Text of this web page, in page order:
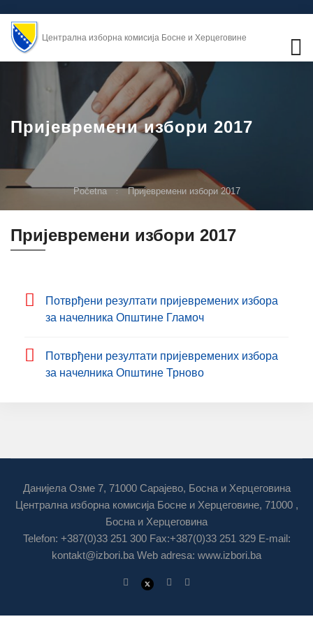
Централна изборна комисија Босне и Херцеговине
Пријевремени избори 2017
Početna Пријевремени избори 2017
Пријевремени избори 2017
Потврђени резултати пријевремених избора
за начелника Општине Гламоч
Потврђени резултати пријевремених избора
за начелника Општине Трново
Данијела Озме 7, 71000 Сарајево, Босна и Херцеговина
Централна изборна комисија Босне и Херцеговине, 71000 ,
Босна и Херцеговина
Telefon: +387(0)33 251 300 Fax:+387(0)33 251 329 E-mail:
kontakt@izbori.ba Web adresa: www.izbori.ba